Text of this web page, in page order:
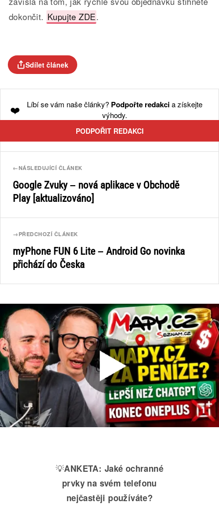
dokončit. Kupujte ZDE.
Sdílet článek
❤️ Líbí se vám naše články? Podpořte redakcia získejte
výhody.
PODPOŘIT REDAKCI
←NÁSLEDUJÍCÍ ČLÁNEK
Google Zvuky – nová aplikace v Obchodě
Play [aktualizováno]
→ PŘEDCHOZÍ ČLÁNEK
myPhone FUN 6 Lite – Android Go novinka
přichází do Česka
💡ANKETA: Jaké ochranné
prvky na svém telefonu
nejčastěji používáte?